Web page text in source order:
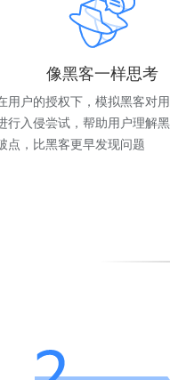
像黑客一样思考
用户的授权下，模拟黑客对
行入侵尝试，帮助用户理解
点，比黑客更早发现问题